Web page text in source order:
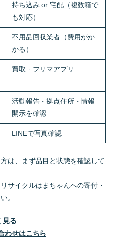
持ち込み or 宅配（複数箱で
も対応）
不用品回収業者（費用がか
かる）
買取・フリマアプリ
活動報告・拠点住所・情報
開示を確認
LINEで写真確認
は、まず品目と状態を確認して
サイクルはまちゃんへの寄付・
。
見る
わせはこちら